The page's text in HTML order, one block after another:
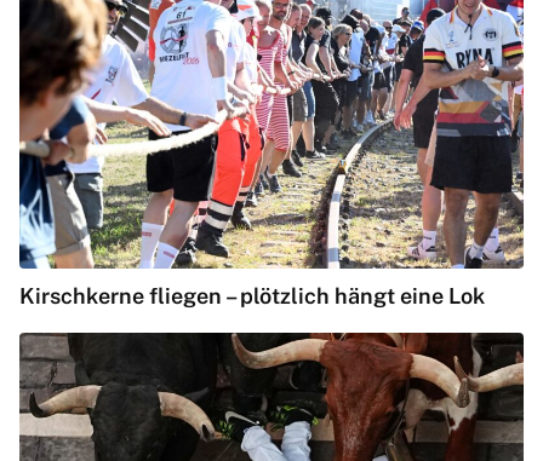
Kirschkerne fliegen – plötzlich hängt eine Lok